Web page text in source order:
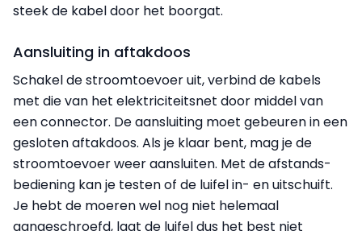
steek de kabel door het boorgat.
Aansluiting in aftakdoos
Schakel de stroomtoevoer uit, verbind de kabels
met die van het elektriciteitsnet door middel van
een connector. De aansluiting moet gebeuren in een
gesloten aftakdoos. Als je klaar bent, mag je de
stroomtoevoer weer aansluiten. Met de afstands­
bediening kan je testen of de luifel in- en uitschuift.
Je hebt de moeren wel nog niet helemaal
aangeschroefd, laat de luifel dus het best niet